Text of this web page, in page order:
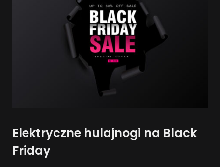
Elektryczne hulajnogi na Black
Friday